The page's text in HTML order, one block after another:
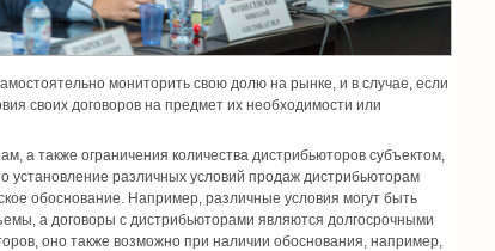
мониторить свою долю на рынке, и в случае, если
своих договоров на предмет их необходимости или
а также ограничения количества дистрибьюторов субъектом,
различных условий продаж дистрибьюторам
обоснование. Например, различные условия могут быть
а договоры с дистрибьюторами являются долгосрочными
оно также возможно при наличии обоснования, например,